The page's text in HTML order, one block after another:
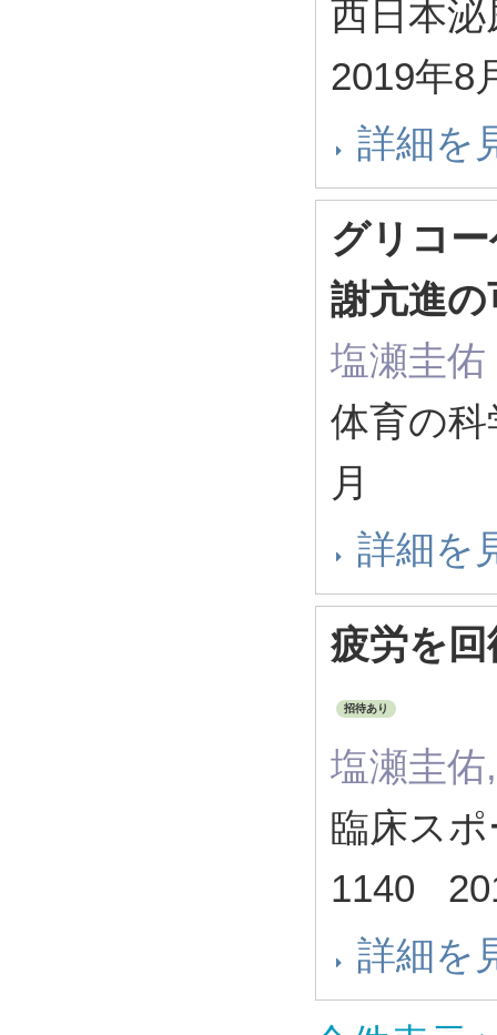
西日本
2019年8
詳細を
グリコ
謝亢進
塩瀬圭佑
体育の
月
詳細を
疲労を
招待あり
塩瀬圭
臨床ス
1140
詳細を